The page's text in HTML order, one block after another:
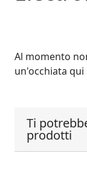
Al momento
un'occhiata qui
Ti
prodotti